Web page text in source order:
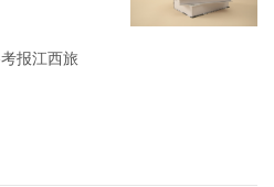
报江西旅